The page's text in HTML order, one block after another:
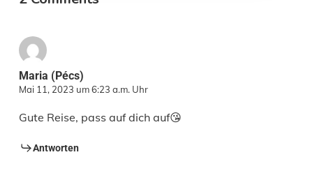
Maria (Pécs)
Mai 11, 2023 um 6:23 a.m. Uhr
Gute Reise, pass auf dich auf😘
Antworten